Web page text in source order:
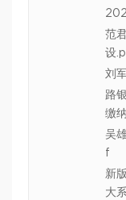
范
设
刘
路
缴
吴
f
新
大